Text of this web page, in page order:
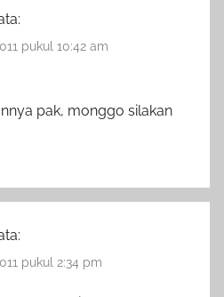
pukul 10:42 am
pak, monggo silakan
pukul 2:34 pm